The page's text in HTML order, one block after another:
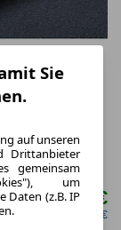
mtl.199,00 €
netto mtl. 167,23 €
Sie
auf unseren
Drittanbieter
gemeinsam
um
Daten (z.B. IP